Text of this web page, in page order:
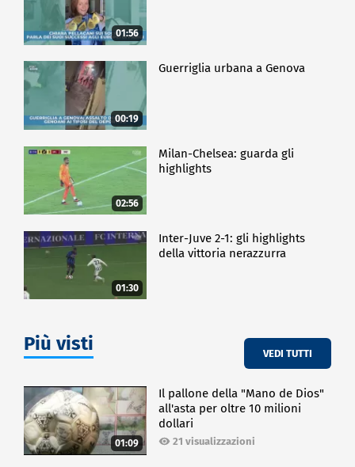
01:56
00:19
Guerriglia urbana a Genova
02:56
Milan-Chelsea: guarda gli
highlights
01:30
Inter-Juve 2-1: gli highlights
della vittoria nerazzurra
Più visti VEDI TUTTI
01:09
Il pallone della "Mano de Dios"
all'asta per oltre 10 milioni
dollari
21 visualizzazioni